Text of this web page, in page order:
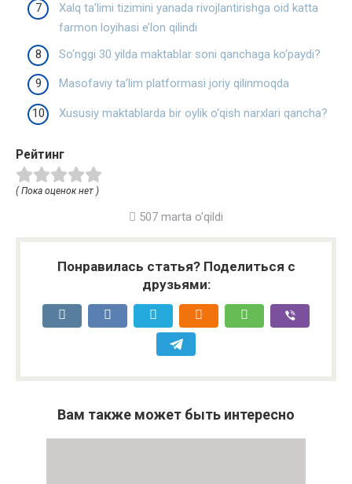
Xalq ta’limi tizimini yanada rivojlantirishga oid katta
farmon loyihasi e’lon qilindi
So‘nggi 30 yilda maktablar soni qanchaga ko‘paydi?
Masofaviy taʼlim platformasi joriy qilinmoqda
Xususiy maktablarda bir oylik o‘qish narxlari qancha?
Рейтинг
( Пока оценок нет )
507 marta o'qildi
Понравилась статья? Поделиться с
друзьями:
Вам также может быть интересно